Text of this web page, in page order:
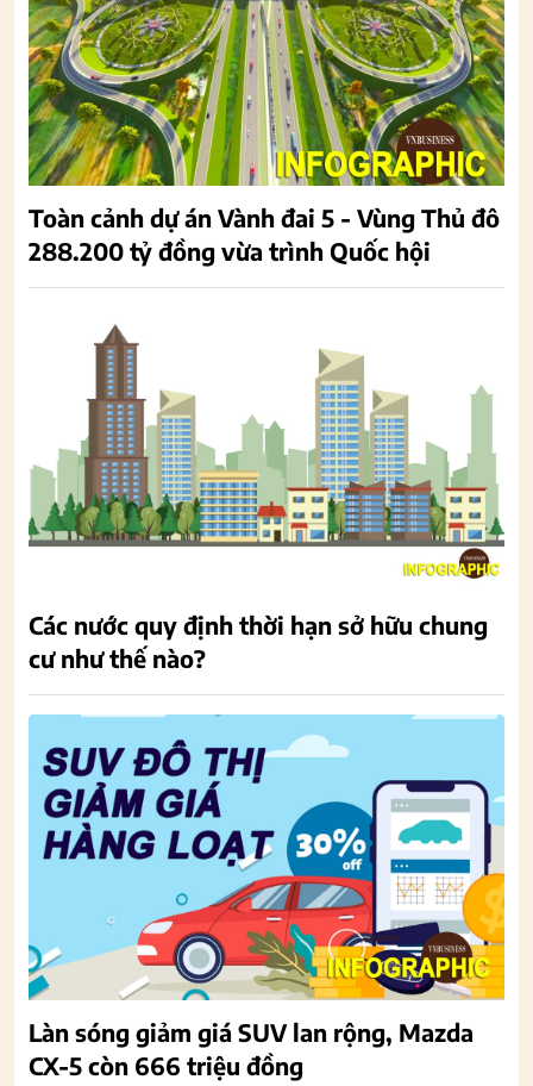
Toàn cảnh dự án Vành đai 5 - Vùng Thủ đô
288.200 tỷ đồng vừa trình Quốc hội
Các nước quy định thời hạn sở hữu chung
cư như thế nào?
Làn sóng giảm giá SUV lan rộng, Mazda
CX-5 còn 666 triệu đồng